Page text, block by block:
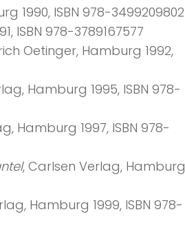
1990, ISBN 978-3499209802
ISBN 978-3789167577
Oetinger, Hamburg 1992,
Hamburg 1995, ISBN 978-
Hamburg 1997, ISBN 978-
, Carlsen Verlag, Hamburg
Hamburg 1999, ISBN 978-